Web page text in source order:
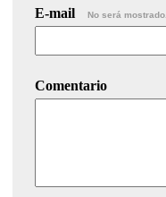
E-mail No será mostrado.
Comentario